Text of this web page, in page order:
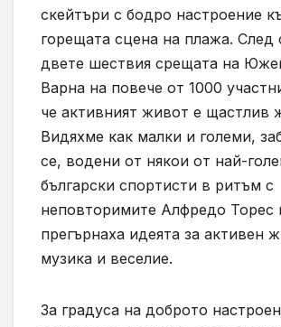
скейтъри с бодро настроение
горещата сцена на плажа. След
двете шествия срещата на
Варна на повече от 1000
че активният живот е щастлив
Видяхме как малки и големи,
се, водени от някои от най-
български спортисти в ритъм с
неповторимите Алфредо Торес
прегърнаха идеята за активен
музика и веселие.
За градуса на доброто